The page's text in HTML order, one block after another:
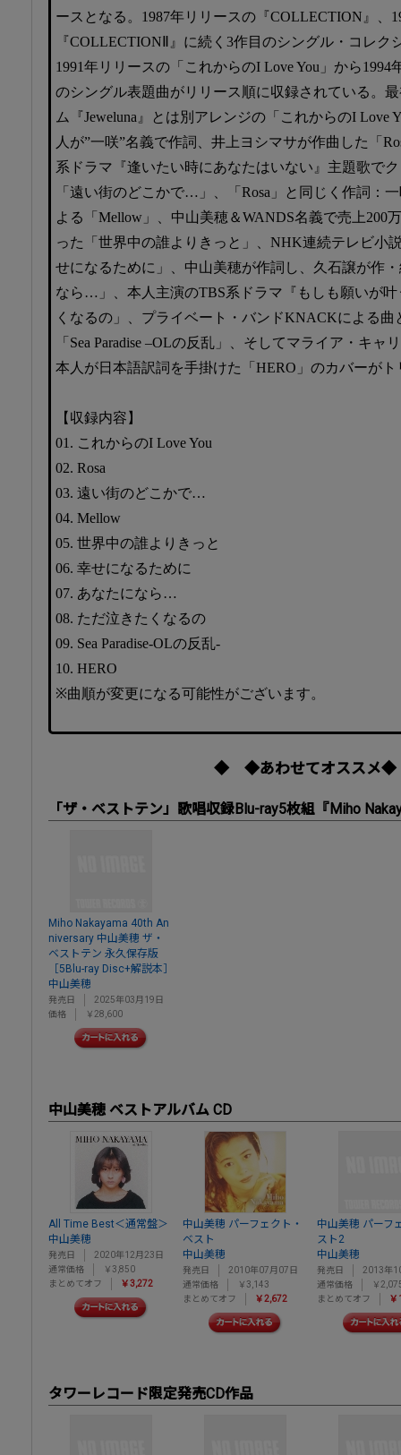
ースとなる。1987年リリースの『COLLECTION』、
『COLLECTIONⅡ』に続く3作目のシングル・コレク
1991年リリースの「これからのI Love You」から
のシングル表題曲がリリース順に収録されている。
ム『Jeweluna』とは別アレンジの「これからのI Love
人が”一咲”名義で作詞、井上ヨシマサが作曲した「
系ドラマ『逢いたい時にあなたはいない』主題歌で
「遠い街のどこかで…」、「Rosa」と同じく作詞：
よる「Mellow」、中山美穂＆WANDS名義で売上200
った「世界中の誰よりきっと」、NHK連続テレビ小
せになるために」、中山美穂が作詞し、久石譲が作
なら…」、本人主演のTBS系ドラマ『もしも願いが
くなるの」、プライベート・バンドKNACKによる
「Sea Paradise –OLの反乱」、そしてマライア・キ
本人が日本語訳詞を手掛けた「HERO」のカバーがト
【収録内容】
01. これからのI Love You
02. Rosa
03. 遠い街のどこかで…
04. Mellow
05. 世界中の誰よりきっと
06. 幸せになるために
07. あなたになら…
08. ただ泣きたくなるの
09. Sea Paradise-OLの反乱-
10. HERO
※曲順が変更になる可能性がございます。
◆ ◆あわせてオスス
「ザ・ベストテン」歌唱収録Blu-ray5枚組『Miho
Miho Nakayama 40th An
niversary 中山美穂 ザ・
ベストテン 永久保存版
［5Blu-ray Disc+解説本］
中山美穂
発売日
2025年03月19日
価格
￥28,600
中山美穂 ベストアルバム CD
All Time Best＜通常盤＞
中山美穂
発売日
2020年12月23日
通常価格
￥3,850
まとめてオフ
￥3,272
中山美穂 パーフェクト・
ベスト
中山美穂
発売日
2010年07月07日
通常価格
￥3,143
まとめてオフ
￥2,672
中山美穂 パーフ
スト2
中山美穂
発売日
2013年
通常価格
￥
まとめてオフ
￥
タワーレコード限定発売CD作品